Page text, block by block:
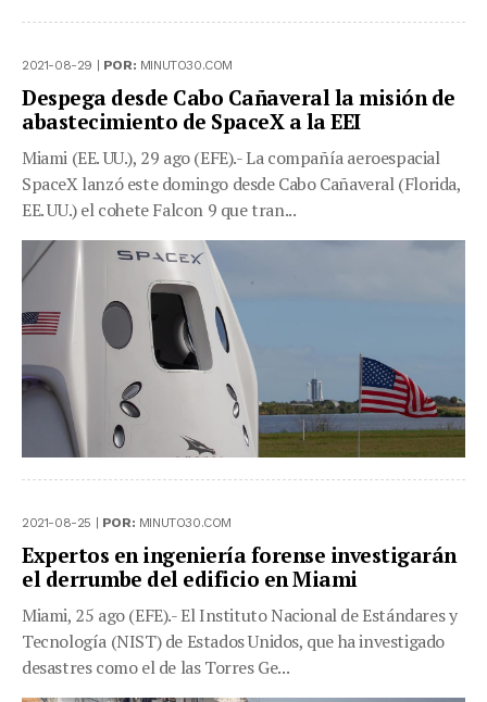
2021-08-29 | POR: MINUTO30.COM
Despega desde Cabo Cañaveral la misión de
abastecimiento de SpaceX a la EEI
Miami (EE. UU.), 29 ago (EFE).- La compañía aeroespacial
SpaceX lanzó este domingo desde Cabo Cañaveral (Florida,
EE. UU.) el cohete Falcon 9 que tran...
2021-08-25 | POR: MINUTO30.COM
Expertos en ingeniería forense investigarán
el derrumbe del edificio en Miami
Miami, 25 ago (EFE).- El Instituto Nacional de Estándares y
Tecnología (NIST) de Estados Unidos, que ha investigado
desastres como el de las Torres Ge...